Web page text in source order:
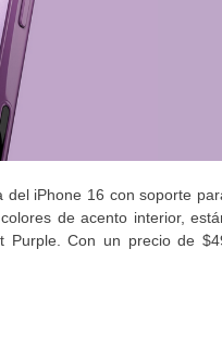
iPhone 16 con soporte
de acento interior,
Purple. Con un precio de